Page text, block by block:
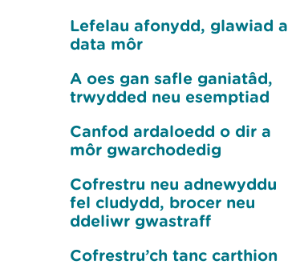
Lefelau afonydd, glawiad a
data môr
A oes gan safle ganiatâd,
trwydded neu esemptiad
Canfod ardaloedd o dir a
môr gwarchodedig
Cofrestru neu adnewyddu
fel cludydd, brocer neu
ddeliwr gwastraff
Cofrestru’ch tanc carthion